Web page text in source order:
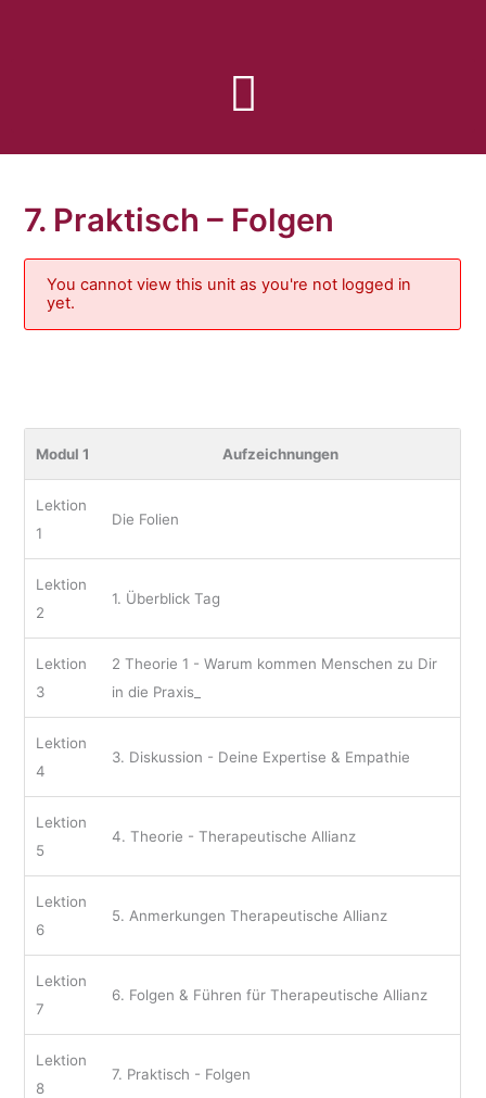
7. Praktisch – Folgen
You cannot view this unit as you're not logged in
yet.
Modul 1 Aufzeichnungen
Lektion
1
Die Folien
Lektion
2
1. Überblick Tag
Lektion
3
2 Theorie 1 - Warum kommen Menschen zu Dir
in die Praxis_
Lektion
4
3. Diskussion - Deine Expertise & Empathie
Lektion
5
4. Theorie - Therapeutische Allianz
Lektion
6
5. Anmerkungen Therapeutische Allianz
Lektion
7
6. Folgen & Führen für Therapeutische Allianz
Lektion
8
7. Praktisch - Folgen